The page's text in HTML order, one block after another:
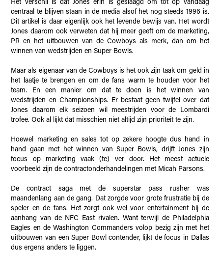
Het verschil is dat Jones erin is geslaagd om tot op vandaag
centraal te blijven staan in de media alsof het nog steeds 1996 is.
Dit artikel is daar eigenlijk ook het levende bewijs van. Het wordt
Jones daarom ook verweten dat hij meer geeft om de marketing,
PR en het uitbouwen van de Cowboys als merk, dan om het
winnen van wedstrijden en Super Bowls.
Maar als eigenaar van de Cowboys is het ook zijn taak om geld in
het laatje te brengen en om de fans warm te houden voor het
team. En een manier om dat te doen is het winnen van
wedstrijden en Championships. Er bestaat geen twijfel over dat
Jones daarom elk seizoen wil meestrijden voor de Lombardi
trofee. Ook al lijkt dat misschien niet altijd zijn prioriteit te zijn.
Hoewel marketing en sales tot op zekere hoogte dus hand in
hand gaan met het winnen van Super Bowls, drijft Jones zijn
focus op marketing vaak (te) ver door. Het meest actuele
voorbeeld zijn de contractonderhandelingen met Micah Parsons.
De contract saga met de superstar pass rusher was
maandenlang aan de gang. Dat zorgde voor grote frustratie bij de
speler en de fans. Het zorgt ook wel voor entertainment bij de
aanhang van de NFC East rivalen. Want terwijl de Philadelphia
Eagles en de Washington Commanders volop bezig zijn met het
uitbouwen van een Super Bowl contender, lijkt de focus in Dallas
dus ergens anders te liggen.